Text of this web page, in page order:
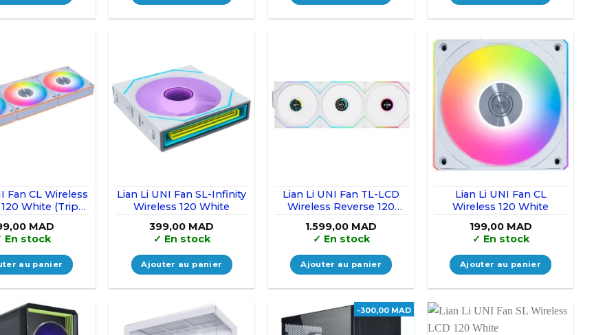
Fan CL Wireless
White (Triple
MAD
En stock
au panier
Lian Li UNI Fan SL-Infinity
Wireless 120 White
399,00 MAD
✓ En stock
Ajouter au panier
Lian Li UNI Fan TL-LCD
Wireless Reverse 120
1.599,00 MAD
✓ En stock
Ajouter au panier
Lian Li UNI Fan CL
Wireless 120 White
199,00 MAD
✓ En stock
Ajouter au panier
-300,00 MAD